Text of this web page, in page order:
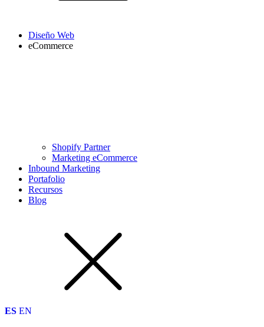
Diseño Web
eCommerce
Shopify Partner
Marketing eCommerce
Inbound Marketing
Portafolio
Recursos
Blog
ES EN